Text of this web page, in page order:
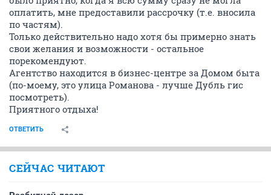
оплатить, мне предоставили рассрочку (т.е. вносила
по частям).
Только действительно надо хотя бы примерно знать
свои желания и возможности - остальное
порекомендуют.
Агентство находится в бизнес-центре за Домом быта
(по-моему, это улица Романова - лучше Дубль гис
посмотреть).
Приятного отдыха!
ОТВЕТИТЬ
СЕЙЧАС ЧИТАЮТ